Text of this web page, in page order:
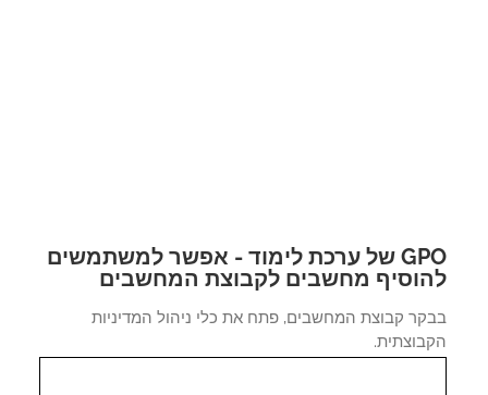
GPO של ערכת לימוד - אפשר למשתמשים
מחשבים לקבוצת המחשבים
קבוצת המחשבים, פתח את כלי ניהול המדיניות